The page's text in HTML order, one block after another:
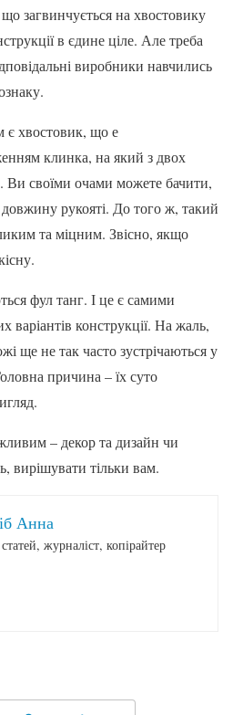
загвинчується на хвостовику
в єдине ціле. Але треба
виробники навчились
є хвостовик, що е
клинка, на який з двох
Ви своїми очами можете бачити,
рукояті. До того ж, такий
та міцним. Звісно, якщо
фул танг. І це є самими
варіантів конструкції. На жаль,
ще не так часто зустрічаються у
причина – їх суто
– декор та дизайн чи
вирішувати тільки вам.
Анна
журналіст, копірайтер